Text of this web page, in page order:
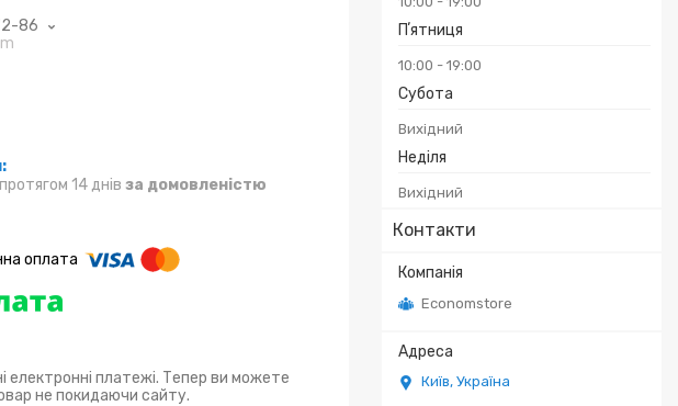
Пʼятниця
10:00 19:00
Субота
Вихідний
Неділя
Вихідний
Контакти
Economstore
Київ, Україна
86
14 днів за домовленістю
електронні платежі. Тепер ви можете
не покидаючи сайту.